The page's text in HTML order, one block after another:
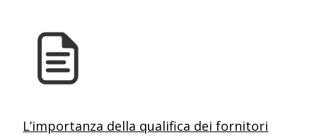
L’importanza della qualifica dei fornitori